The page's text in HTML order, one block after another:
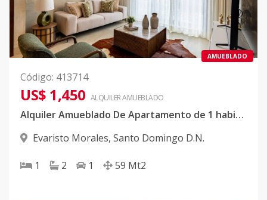
AMUEBLADO
Código: 413714
US$ 1,450 ALQUILERAMUEBLADO
Alquiler Amueblado De Apartamento de 1 habitación amueblado en Evaristo Morales
Evaristo Morales, Santo Domingo D.N.
1 2 1 59 Mt2